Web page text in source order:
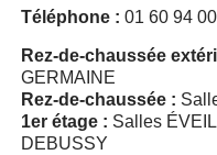
Téléphone : 01 60 94
Rez-de-chaussée
GERMAINE
Rez-de-chaussée :
1er étage : Salles
DEBUSSY